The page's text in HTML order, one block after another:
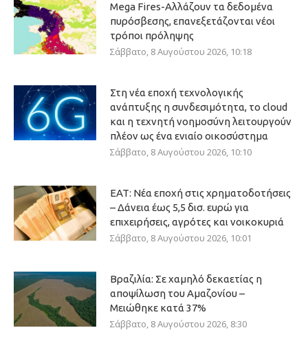
Mega Fires-Αλλάζουν τα δεδομένα
πυρόσβεσης, επανεξετάζονται νέοι
τρόποι πρόληψης
Σάββατο, 8 Αυγούστου 2026, 10:18
Στη νέα εποχή τεχνολογικής
ανάπτυξης η συνδεσιμότητα, το cloud
και η τεχνητή νοημοσύνη λειτουργούν
πλέον ως ένα ενιαίο οικοσύστημα
Σάββατο, 8 Αυγούστου 2026, 10:10
ΕΑΤ: Νέα εποχή στις χρηματοδοτήσεις
– Δάνεια έως 5,5 δισ. ευρώ για
επιχειρήσεις, αγρότες και νοικοκυριά
Σάββατο, 8 Αυγούστου 2026, 10:01
Βραζιλία: Σε χαμηλό δεκαετίας η
αποψίλωση του Αμαζονίου –
Μειώθηκε κατά 37%
Σάββατο, 8 Αυγούστου 2026, 8:30